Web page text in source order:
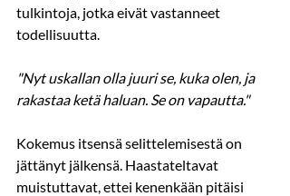
tulkintoja, jotka eivät vastanneet
todellisuutta.
"Nyt uskallan olla juuri se, kuka olen, ja
rakastaa ketä haluan. Se on vapautta."
Kokemus itsensä selittelemisestä on
jättänyt jälkensä. Haastateltavat
muistuttavat, ettei kenenkään pitäisi